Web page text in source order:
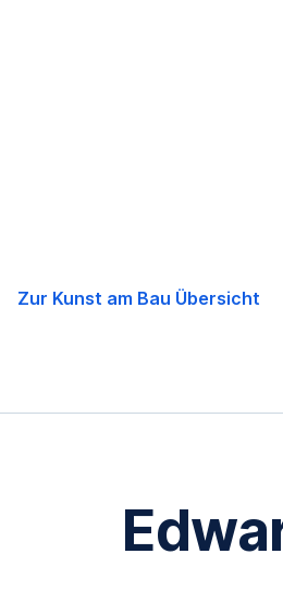
Zur Kunst am Bau Übersicht